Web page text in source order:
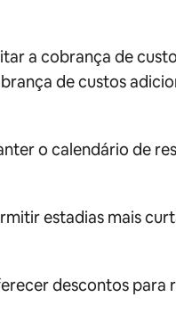
a cobrança de
de custos
o calendário de
estadias mais
descontos para